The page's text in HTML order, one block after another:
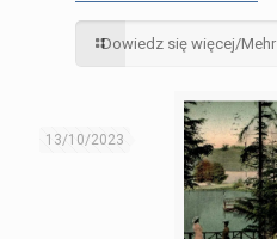
Dowiedz się więcej/Mehr
13/10/2023